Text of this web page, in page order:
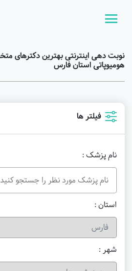
نوبت دهی اینترنتی بهترین
هومیوپاتی استان فارس
فیلتر ها
نام پزشک :
استان :
شهر :